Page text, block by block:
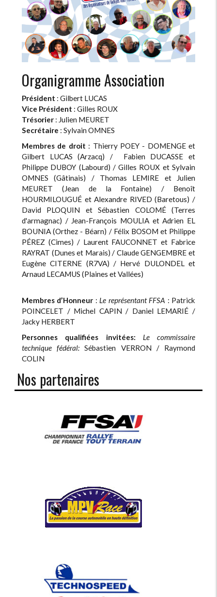
Organigramme Association
Président : Gilbert LUCAS
Vice Président : Gilles ROUX
Trésorier : Julien MEURET
Secrétaire : Sylvain OMNES
Membres de droit : Thierry POEY - DOMENGE et
Gilbert LUCAS (Arzacq) / Fabien DUCASSE et
Philippe DUBOY (Labourd) / Gilles ROUX et Sylvain
OMNES (Gâtinais) / Thomas LEMIRE et Julien
MEURET (Jean de la Fontaine) / Benoît
HOURMILOUGUÉ et Alexandre RIVED (Baretous) /
David PLOQUIN et Sébastien COLOMÉ (Terres
d'armagnac) / Jean-François MOULIA et Adrien EL
BOUNIA (Orthez - Béarn) / Félix BOSOM et Philippe
PÉREZ (Cimes) / Laurent FAUCONNET et Fabrice
RAYRAT (Dunes et Marais) / Claude GENGEMBRE et
Eugène CITERNE (R7VA) / Hervé DULONDEL et
Arnaud LECAMUS (Plaines et Vallées)
Membres d’Honneur : Le représentant FFSA : Patrick
POINCELET / Michel CAPIN / Daniel LEMARIÉ /
Jacky HERBERT
Personnes qualifiées invitées: Le commissaire
technique fédéral:Sébastien VERRON / Raymond
COLIN
Nos partenaires